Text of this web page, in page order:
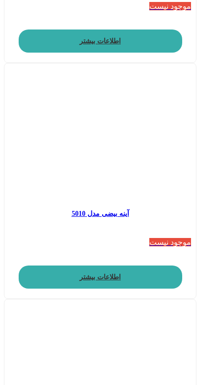
موجود نیست
اطلاعات بیشتر
آینه بیضی مدل 5010
موجود نیست
اطلاعات بیشتر